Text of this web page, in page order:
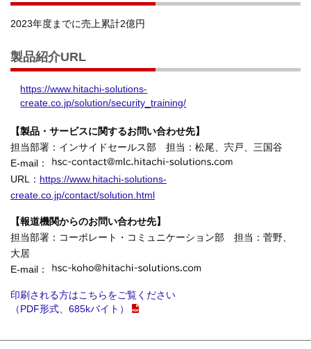
2023年度までに売上累計2億円
製品紹介URL
https://www.hitachi-solutions-
create.co.jp/solution/security_training/
【製品・サービスに関するお問い合わせ先】
担当部署：インサイドセールス部 担当：松尾、宍戸、三国谷
E-mail：
URL： https://www.hitachi-solutions-
create.co.jp/contact/solution.html
【報道機関からのお問い合わせ先】
担当部署：コーポレート・コミュニケーション部 担当：菅野、
大居
E-mail：
印刷される方はこちらをご覧ください
（PDF形式、685kバイト）